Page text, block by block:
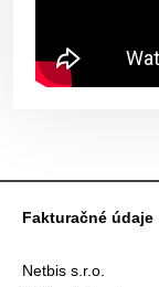
Fakturačné údaje
Netbis s.r.o.